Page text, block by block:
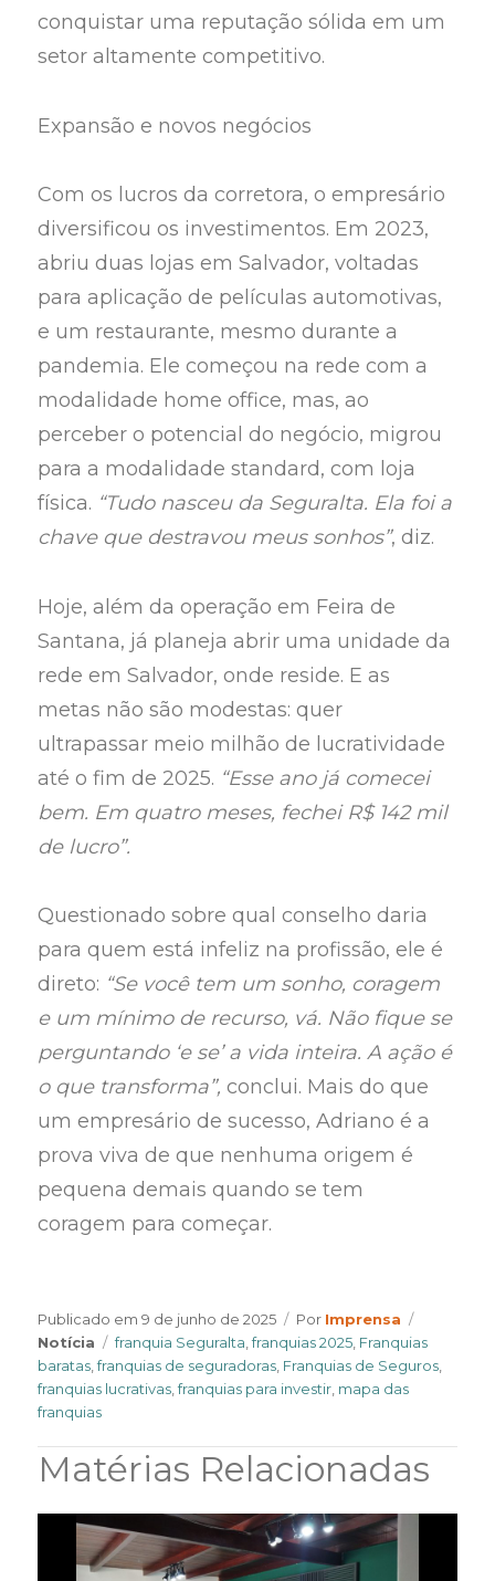
conquistar uma reputação sólida em um
setor altamente competitivo.
Expansão e novos negócios
Com os lucros da corretora, o empresário
diversificou os investimentos. Em 2023,
abriu duas lojas em Salvador, voltadas
para aplicação de películas automotivas,
e um restaurante, mesmo durante a
pandemia. Ele começou na rede com a
modalidade home office, mas, ao
perceber o potencial do negócio, migrou
para a modalidade standard, com loja
física. “Tudo nasceu da Seguralta. Ela foi a
chave que destravou meus sonhos”, diz.
Hoje, além da operação em Feira de
Santana, já planeja abrir uma unidade da
rede em Salvador, onde reside. E as
metas não são modestas: quer
ultrapassar meio milhão de lucratividade
até o fim de 2025. “Esse ano já comecei
bem. Em quatro meses, fechei R$ 142 mil
de lucro”.
Questionado sobre qual conselho daria
para quem está infeliz na profissão, ele é
direto: “Se você tem um sonho, coragem
e um mínimo de recurso, vá. Não fique se
perguntando ‘e se’ a vida inteira. A ação é
o que transforma”, conclui. Mais do que
um empresário de sucesso, Adriano é a
prova viva de que nenhuma origem é
pequena demais quando se tem
coragem para começar.
Publicado em9 de junho de 2025 Por Author
Imprensa
Notícia
Tags
franquia Seguralta ,franquias 2025 Franquias
baratas ,franquias de seguradoras Franquias de Seguros
franquias lucrativas ,franquias para investir mapa das
franquias
Matérias Relacionadas